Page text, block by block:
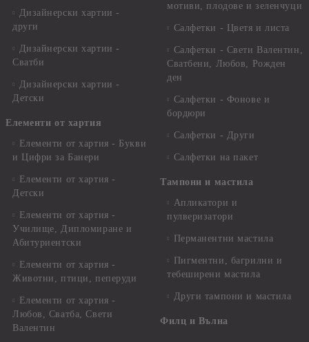
Дизайнерски хартии -
други
Дизайнерски хартии -
Сватби
Дизайнерски хартии -
Детски
Елементи от хартия
Елементи от хартия - Букви
и Цифри за Банери
Елементи от хартия -
Детски
Елементи от хартия -
Училище, Дипломиране и
Абитуриентски
Елементи от хартия -
Животни, птици, пеперуди
Елементи от хартия -
Любов, Сватба, Свети
Валентин
мотиви, плодове и зеленчуци
Салфетки - Цветя и листа
Салфетки - Свети Валентин,
Сватбени, Любов, Рожден
ден
Салфетки - Фонове и
бордюри
Салфетки - Други
Салфетки на пакет
Тампони и мастила
Апликатори и
пулверизатори
Перманентни мастила
Пигментни, багрилни и
тебеширени мастила
Други тампони и мастила
Филц и Вълна